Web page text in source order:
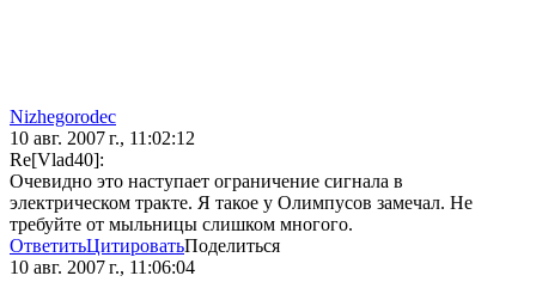
Nizhegorodec
10 авг. 2007 г., 11:02:12
Re[Vlad40]:
Очевидно это наступает ограничение сигнала в
электрическом тракте. Я такое у Олимпусов замечал. Не
требуйте от мыльницы слишком многого.
ОтветитьЦитироватьПоделиться
10 авг. 2007 г., 11:06:04